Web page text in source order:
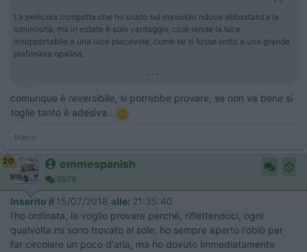
La pellicola compatta che ho usato sul maxioblo riduce abbastanza la
luminosità, ma in estate è solo vantaggio, cioè rende la luce
insopportabile a una luce piacevole, come se si fosse sotto a una grande
plafoniera opalina.
...
comunque è reversibile, si potrebbe provare, se non va bene si
toglie tanto è adesiva...
Marco
20 emmespanish
5979
Inserito il 15/07/2018 alle: 21:35:40
l'ho ordinata, la voglio provare perchè, riflettendoci, ogni
qualvolta mi sono trovato al sole, ho sempre aperto l'oblò per
far circolare un poco d'aria, ma ho dovuto immediatamente